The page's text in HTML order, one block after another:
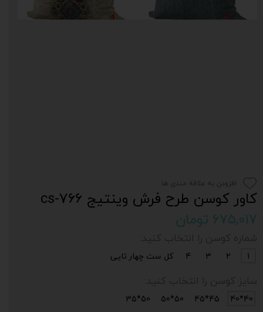
کاور کوسن طرح فرش وینتیج cs-766
۶۷۵,۰۱۷ تومان
1
2
3
4 کل ست چهار تایی
40*40
45*45
50*50
50*35
افزودن به علاقه مندی ها